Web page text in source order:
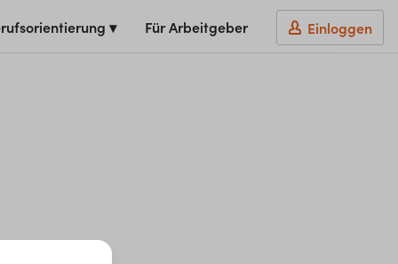
▾ Für Arbeitgeber Einloggen